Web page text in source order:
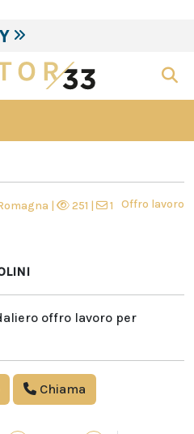
| 251 | 1 Offro lavoro
offro lavoro per
Chiama